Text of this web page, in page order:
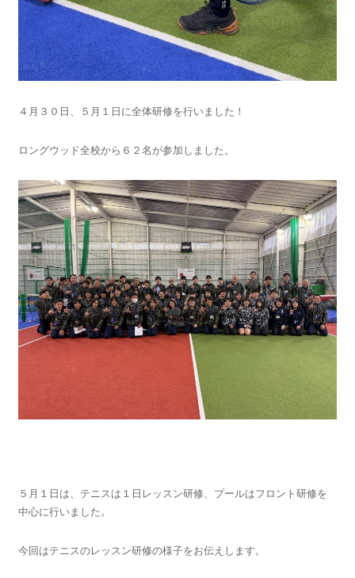
４月３０日、５月１日に全体研修を行いました！
ロングウッド全校から６２名が参加しました。
５月１日は、テニスは１日レッスン研修、プールはフロント研修を
中心に行いました。
今回はテニスのレッスン研修の様子をお伝えします。